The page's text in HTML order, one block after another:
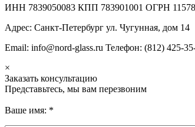
ИНН 7839050083 КПП 783901001 ОГРН
Адрес: Санкт-Петербург ул. Чугунная, дом 14
Email: info@nord-glass.ru Телефон: (812) 425-
×
Заказать консультацию
Представьтесь, мы вам перезвоним
Ваше имя: *